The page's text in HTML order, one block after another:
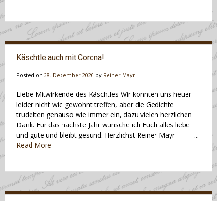
Käschtle auch mit Corona!
Posted on 28. Dezember 2020 by Reiner Mayr
Liebe Mitwirkende des Käschtles Wir konnten uns heuer
leider nicht wie gewohnt treffen, aber die Gedichte
trudelten genauso wie immer ein, dazu vielen herzlichen
Dank. Für das nächste Jahr wünsche ich Euch alles liebe
und gute und bleibt gesund. Herzlichst Reiner Mayr ...
Read More